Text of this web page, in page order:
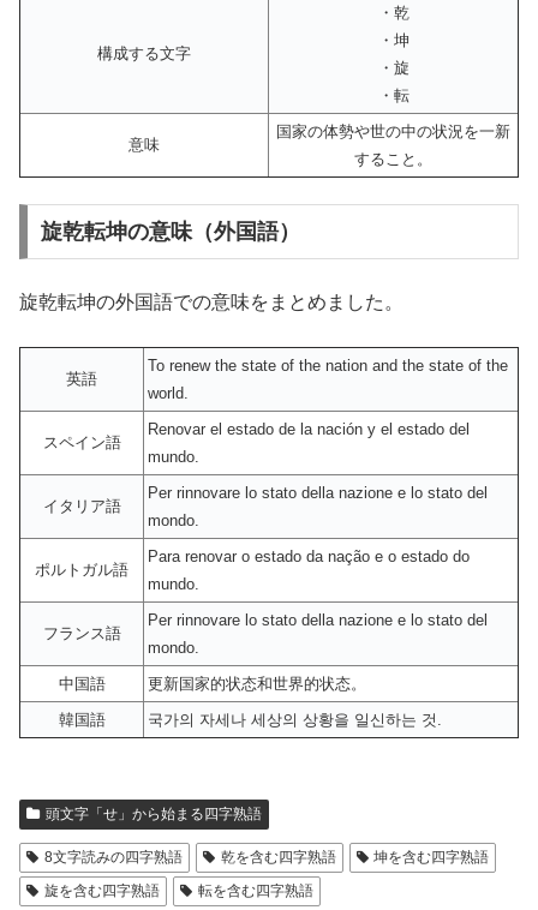
構成する文字
・乾
・坤
・旋
・転
意味
国家の体勢や世の中の状況を一新
すること。
旋乾転坤の意味（外国語）
旋乾転坤の外国語での意味をまとめました。
英語
To renew the state of the nation and the state of the
world.
スペイン語
Renovar el estado de la nación y el estado del
mundo.
イタリア語
Per rinnovare lo stato della nazione e lo stato del
mondo.
ポルトガル語
Para renovar o estado da nação e o estado do
mundo.
フランス語
Per rinnovare lo stato della nazione e lo stato del
mondo.
中国語
更新国家的状态和世界的状态。
韓国語
국가의 자세나 세상의 상황을 일신하는 것.
頭文字「せ」から始まる四字熟語
8文字読みの四字熟語 乾を含む四字熟語
坤を含む四字熟語
旋を含む四字熟語
転を含む四字熟語